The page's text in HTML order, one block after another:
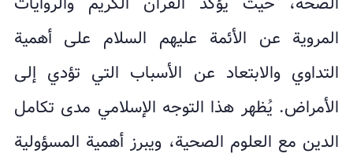
المروية عن الأئمة عليهم السلام على أهمية
التداوي والابتعاد عن الأسباب التي تؤدي إلى
الأمراض. يُظهر هذا التوجه الإسلامي مدى تكامل
الدين مع العلوم الصحية، ويبرز أهمية المسؤولية